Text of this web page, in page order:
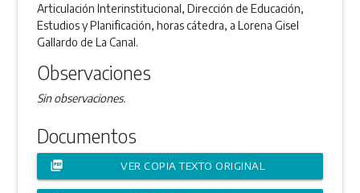
Articulación Interinstitucional, Dirección de Educación,
Estudios y Planificación, horas cátedra, a Lorena Gisel
Gallardo de La Canal.
Observaciones
Sin observaciones.
Documentos
picture_as_pdf VER COPIA TEXTO ORIGINAL